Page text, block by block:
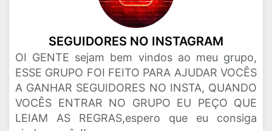
SEGUIDORES NO INSTAGRAM
OI GENTE sejam bem vindos ao meu grupo,
ESSE GRUPO FOI FEITO PARA AJUDAR VOCÊS
A GANHAR SEGUIDORES NO INSTA, QUANDO
VOCÊS ENTRAR NO GRUPO EU PEÇO QUE
LEIAM AS REGRAS,espero que eu consiga